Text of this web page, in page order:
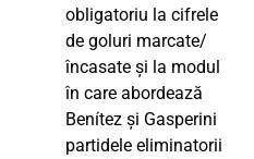
obligatoriu la cifrele
de goluri marcate/
încasate și la modul
în care abordează
Benítez și Gasperini
partidele eliminatorii